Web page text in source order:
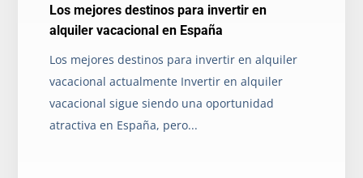
Los mejores destinos para invertir en
alquiler vacacional en España
Los mejores destinos para invertir en alquiler
vacacional actualmente Invertir en alquiler
vacacional sigue siendo una oportunidad
atractiva en España, pero...